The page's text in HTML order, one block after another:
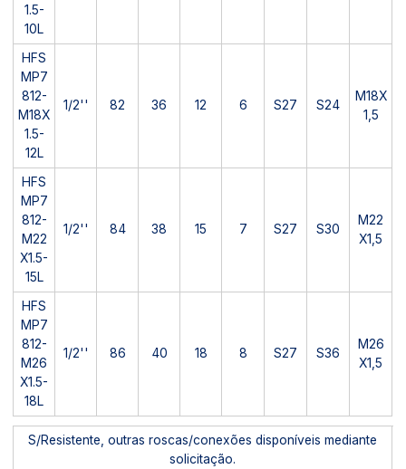
1.5-
10L
HFS
MP7
812-
M18X
1.5-
12L
1/2'' 82 36 12 6 S27 S24
M18X
1,5
HFS
MP7
812-
M22
X1.5-
15L
1/2'' 84 38 15 7 S27 S30
M22
X1,5
HFS
MP7
812-
M26
X1.5-
18L
1/2'' 86 40 18 8 S27 S36
M26
X1,5
S/Resistente, outras roscas/conexões disponíveis mediante
solicitação.